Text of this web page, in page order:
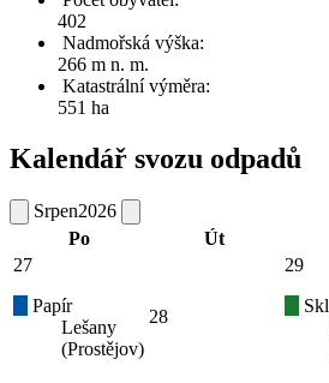
402
Nadmořská výška:
266 m n. m.
Katastrální výměra:
551 ha
Kalendář svozu odpadů
Srpen2026
Po
Út
27
Papír
Lešany
(Prostějov)
28
29